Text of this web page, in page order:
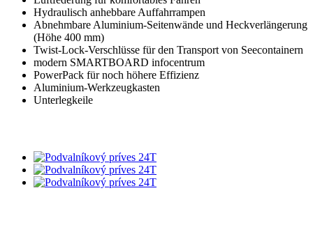
Hydraulisch anhebbare Auffahrrampen
Abnehmbare Aluminium-Seitenwände und Heckverlängerung
(Höhe 400 mm)
Twist-Lock-Verschlüsse für den Transport von Seecontainern
modern SMARTBOARD infocentrum
PowerPack für noch höhere Effizienz
Aluminium-Werkzeugkasten
Unterlegkeile